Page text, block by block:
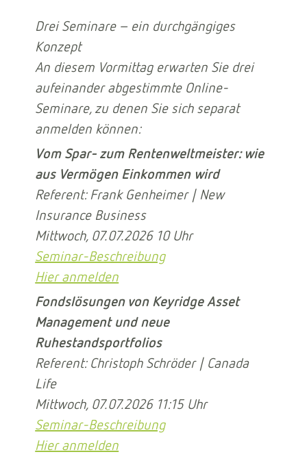
Drei Seminare – ein durchgängiges
Konzept
An diesem Vormittag erwarten Sie drei
aufeinander abgestimmte Online-
Seminare, zu denen Sie sich separat
anmelden können:
Vom Spar- zum Rentenweltmeister: wie
aus Vermögen Einkommen wird
Referent: Frank Genheimer | New
Insurance Business
Mittwoch, 07.07.2026 10 Uhr
Seminar-Beschreibung
Hier anmelden
Fondslösungen von Keyridge Asset
Management und neue
Ruhestandsportfolios
Referent: Christoph Schröder | Canada
Life
Mittwoch, 07.07.2026 11:15 Uhr
Seminar-Beschreibung
Hier anmelden